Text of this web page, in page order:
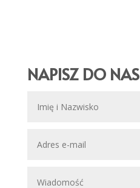
NAPISZ DO NAS